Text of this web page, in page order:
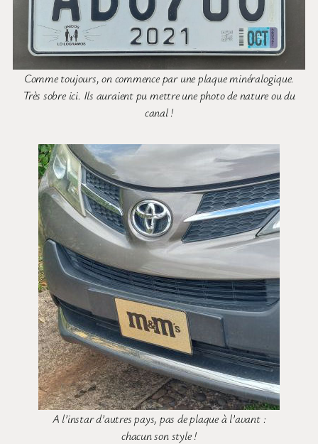
Comme toujours, on commence par une plaque minéralogique.
Très sobre ici. Ils auraient pu mettre une photo de nature ou du
canal !
A l’instar d’autres pays, pas de plaque à l’avant :
chacun son style !